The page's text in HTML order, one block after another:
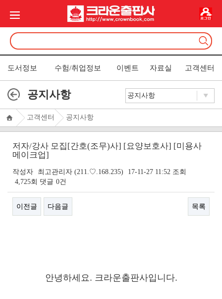
도서정보 수험/취업정보 이벤트 자료실 고객센터
공지사항
고객센터 공지사항
저자/강사 모집[간호(조무)사] [요양보호사] [미용사
메이크업]
작성자 최고관리자 (211.♡.168.235) 17-11-27 11:52 조회
4,725회 댓글 0건
이전글 다음글 목록
안녕하세요. 크라운출판사입니다.